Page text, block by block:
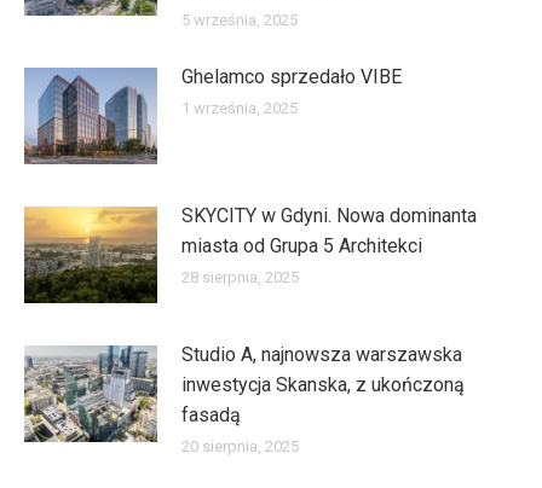
5 września, 2025
Ghelamco sprzedało VIBE
1 września, 2025
SKYCITY w Gdyni. Nowa dominanta
miasta od Grupa 5 Architekci
28 sierpnia, 2025
Studio A, najnowsza warszawska
inwestycja Skanska, z ukończoną
fasadą
20 sierpnia, 2025